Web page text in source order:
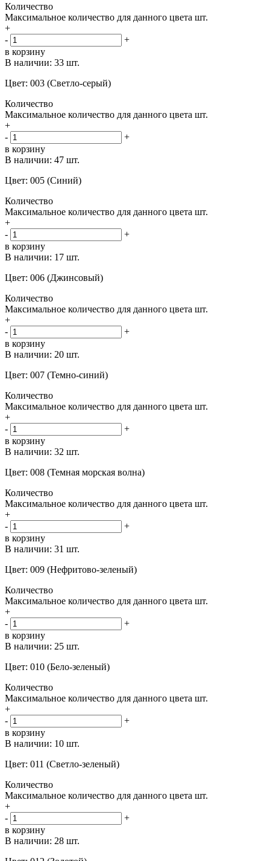
Количество
Максимальное количество для данного цвета шт.
+
-
+
в корзину
В наличии: 33 шт.
Цвет: 003 (Светло-серый)
Количество
Максимальное количество для данного цвета шт.
+
-
+
в корзину
В наличии: 47 шт.
Цвет: 005 (Синий)
Количество
Максимальное количество для данного цвета шт.
+
-
+
в корзину
В наличии: 17 шт.
Цвет: 006 (Джинсовый)
Количество
Максимальное количество для данного цвета шт.
+
-
+
в корзину
В наличии: 20 шт.
Цвет: 007 (Темно-синий)
Количество
Максимальное количество для данного цвета шт.
+
-
+
в корзину
В наличии: 32 шт.
Цвет: 008 (Темная морская волна)
Количество
Максимальное количество для данного цвета шт.
+
-
+
в корзину
В наличии: 31 шт.
Цвет: 009 (Нефритово-зеленый)
Количество
Максимальное количество для данного цвета шт.
+
-
+
в корзину
В наличии: 25 шт.
Цвет: 010 (Бело-зеленый)
Количество
Максимальное количество для данного цвета шт.
+
-
+
в корзину
В наличии: 10 шт.
Цвет: 011 (Светло-зеленый)
Количество
Максимальное количество для данного цвета шт.
+
-
+
в корзину
В наличии: 28 шт.